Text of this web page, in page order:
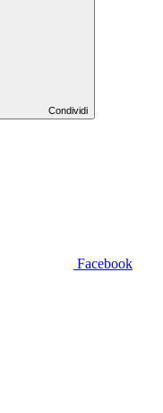
Condividi
Facebook